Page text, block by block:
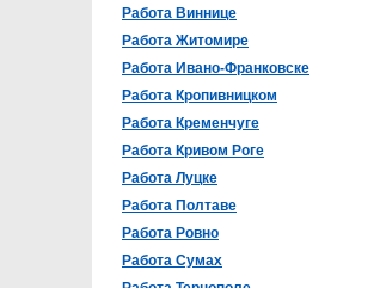
Работа Виннице
Работа Житомире
Работа Ивано-Франковске
Работа Кропивницком
Работа Кременчуге
Работа Кривом Роге
Работа Луцке
Работа Полтаве
Работа Ровно
Работа Сумах